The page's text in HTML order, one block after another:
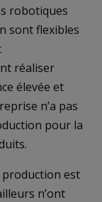
robotiques
sont flexibles
réaliser
élevée et
n’a pas
pour la
production est
n’ont